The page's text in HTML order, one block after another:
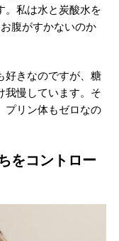
。私は水と炭酸水を
腹がすかないのか
好きなのですが、糖
我慢しています。そ
プリン体もゼロなの
をコントロー